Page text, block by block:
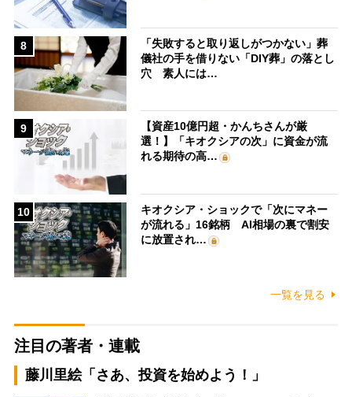
8
「失敗すると取り返しがつかない」葬
儀社の手を借りない「DIY葬」の落とし
穴 素人には…
9
【資産10億円超・かんちさんが厳
選！】「キオクシアの次」に資金が流
れる期待の高…
10
キオクシア・ショックで「次にマネー
が流れる」16銘柄 AI相場の裏で割安
に放置され…
一覧を見る
注目の著者・連載
藤川里絵「さあ、投資を始めよう！」